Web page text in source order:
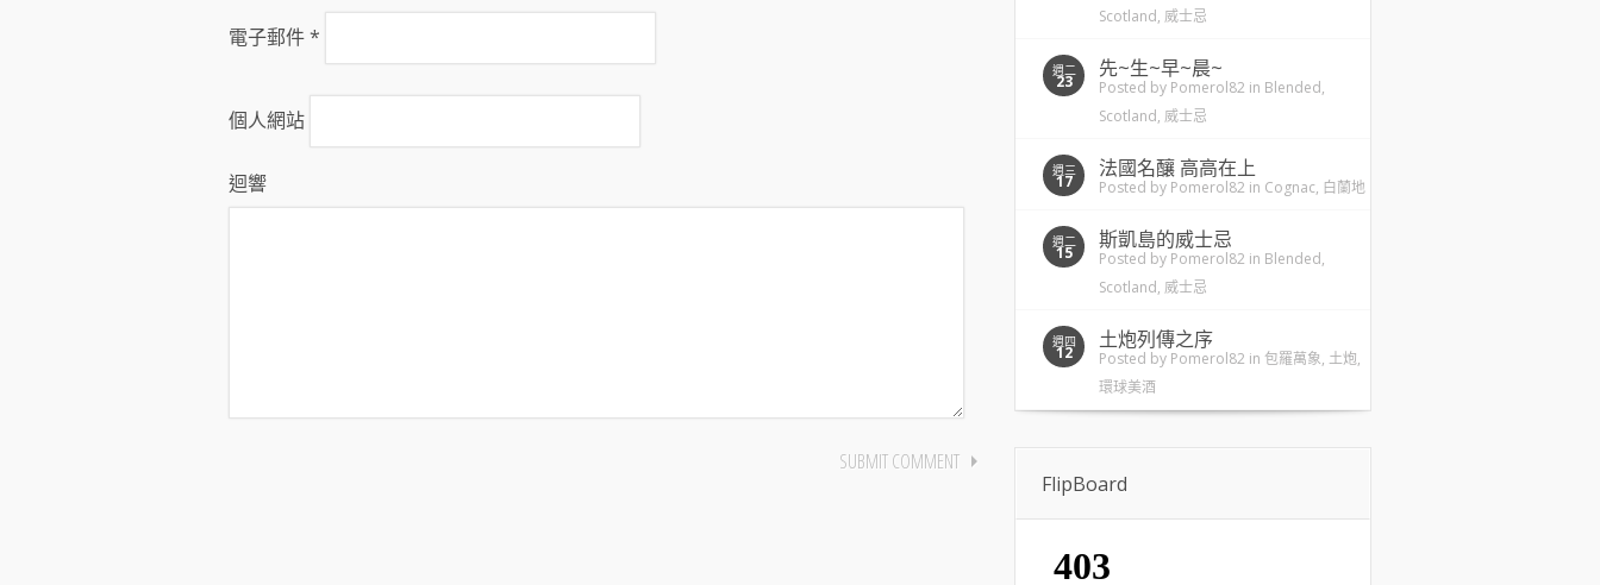
電子郵件*
個人網站
迴響
Scotland, 威士忌
週二
23
先~生~早~晨~
Posted by Pomerol82 in Blended,
Scotland, 威士忌
週三
17
法國名釀 高高在上
Posted by Pomerol82 in Cognac, 白蘭地
週二
15
斯凱島的威士忌
Posted by Pomerol82 in Blended,
Scotland, 威士忌
週四
12
土炮列傳之序
Posted by Pomerol82 in 包羅萬象, 土炮,
環球美酒
FlipBoard